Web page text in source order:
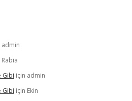
admin
Rabia
Gibi için admin
Gibi için Ekin